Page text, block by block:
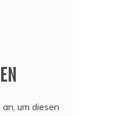
um diesen